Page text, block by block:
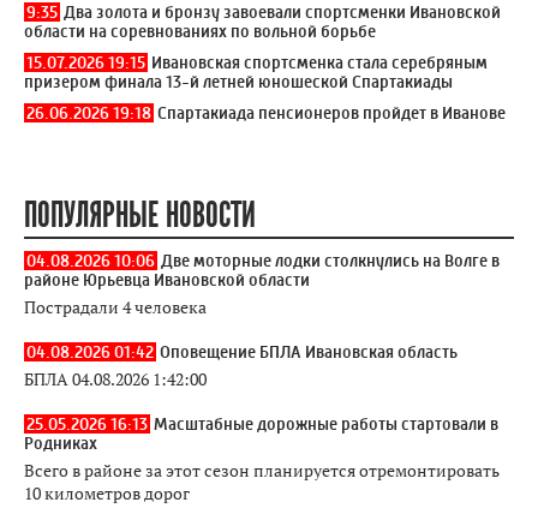
9:35 Два золота и бронзу завоевали спортсменки Ивановской
области на соревнованиях по вольной борьбе
15.07.2026 19:15 Ивановская спортсменка стала серебряным
призером финала 13-й летней юношеской Спартакиады
26.06.2026 19:18 Спартакиада пенсионеров пройдет в Иванове
ПОПУЛЯРНЫЕ НОВОСТИ
04.08.2026 10:06 Две моторные лодки столкнулись на Волге в
районе Юрьевца Ивановской области
Пострадали 4 человека
04.08.2026 01:42 Оповещение БПЛА Ивановская область
БПЛА 04.08.2026 1:42:00
25.05.2026 16:13 Масштабные дорожные работы стартовали в
Родниках
Всего в районе за этот сезон планируется отремонтировать
10 километров дорог